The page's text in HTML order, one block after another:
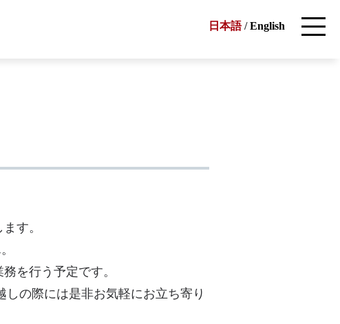
日本語/English
す。
を行う予定です。
の際には是非お気軽にお立ち寄り